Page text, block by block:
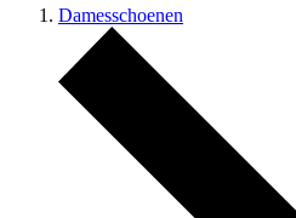
Damesschoenen